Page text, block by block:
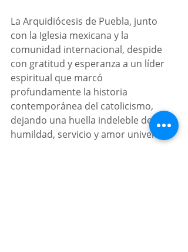
La Arquidiócesis de Puebla, junto
con la Iglesia mexicana y la
comunidad internacional, despide
con gratitud y esperanza a un líder
espiritual que marcó
profundamente la historia
contemporánea del catolicismo,
dejando una huella indeleble de
humildad, servicio y amor universal.